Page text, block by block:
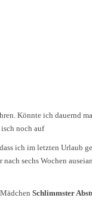
Könnte ich dauernd
isch noch auf
ich im letzten Urlaub
nach sechs Wochen
Schlimmster